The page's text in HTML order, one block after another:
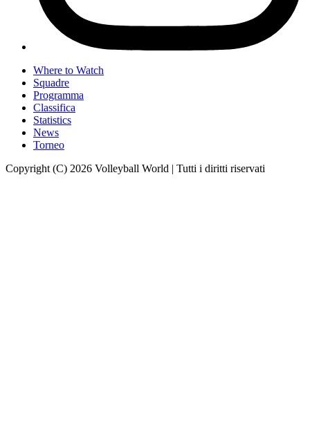
Where to Watch
Squadre
Programma
Classifica
Statistics
News
Torneo
Copyright (C) 2026 Volleyball World | Tutti i diritti riservati